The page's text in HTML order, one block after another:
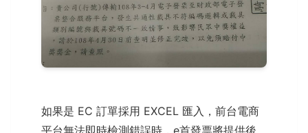
如果是 EC 訂單採用 EXCEL 匯入，前台電商